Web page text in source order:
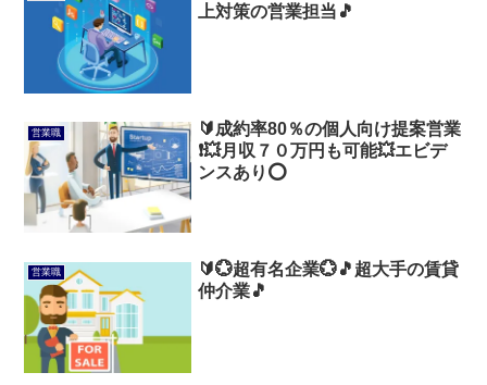
上対策の営業担当🎵
営業職
🔰成約率80％の個人向け提案営業
❗💥月収７０万円も可能💥エビデ
ンスあり⭕
営業職
🔰💮超有名企業💮🎵超大手の賃貸
仲介業🎵